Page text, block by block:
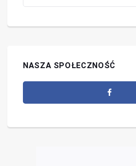
NASZA SPOŁECZNOŚĆ